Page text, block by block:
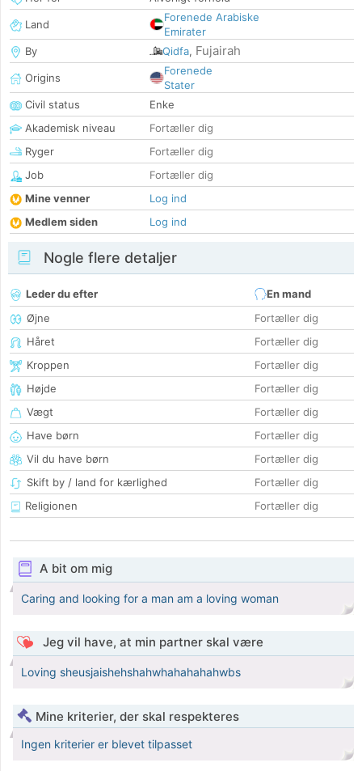
Land
Forenede Arabiske
Emirater
By
Qidfa, Fujairah
Origins
Forenede
Stater
Civil status
Enke
Akademisk niveau
Fortæller dig
Ryger
Fortæller dig
Job
Fortæller dig
Mine venner
Log ind
Medlem siden
Log ind
Nogle flere detaljer
Leder du efter
En mand
Øjne
Fortæller dig
Håret
Fortæller dig
Kroppen
Fortæller dig
Højde
Fortæller dig
Vægt
Fortæller dig
Have børn
Fortæller dig
Vil du have børn
Fortæller dig
Skift by / land for kærlighed
Fortæller dig
Religionen
Fortæller dig
A bit om mig
Caring and looking for a man am a loving woman
Jeg vil have, at min partner skal være
Loving sheusjaishehshahwhahahahahwbs
Mine kriterier, der skal respekteres
Ingen kriterier er blevet tilpasset